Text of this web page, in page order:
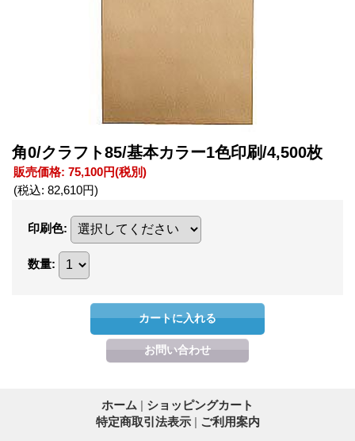
角0/クラフト85/基本カラー1色印刷/4,500枚
販売価格: 75,100円(税別)
(税込: 82,610円)
印刷色:
数量:
ホーム | ショッピングカート
特定商取引法表示 | ご利用案内